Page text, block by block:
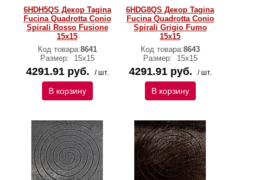
6HDH5QS Декор Tagina
Fucina Quadrotta Conio
Spirali Rosso Fusione
15x15
Код товара:8641
Размер:
15x15
4291.91 руб. / шт.
В корзину
6HDG8QS Декор Tagina
Fucina Quadrotta Conio
Spirali Grigio Fumo
15x15
Код товара:8643
Размер:
15x15
4291.91 руб. / шт.
В корзину